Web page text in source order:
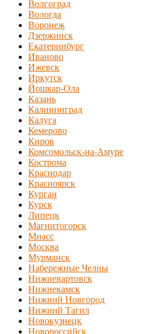
Волгоград
Вологда
Воронеж
Дзержинск
Екатеринбург
Иваново
Ижевск
Иркутск
Йошкар-Ола
Казань
Калининград
Калуга
Кемерово
Киров
Комсомольск-на-Амуре
Кострома
Краснодар
Красноярск
Курган
Курск
Липецк
Магнитогорск
Миасс
Москва
Мурманск
Набережные Челны
Нижневартовск
Нижнекамск
Нижний Новгород
Нижний Тагил
Новокузнецк
Новороссийск